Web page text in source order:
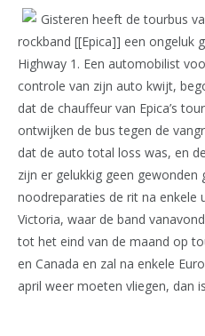
Gisteren heeft de tourbus
rockband [[Epica]] een ongeluk
Highway 1. Een automobilist
controle van zijn auto kwijt,
dat de chauffeur van Epica’s
ontwijken de bus tegen de
dat de auto total loss was, en
zijn er gelukkig geen gewonden
noodreparaties de rit na enkele
Victoria, waar de band
tot het eind van de maand op
en Canada en zal na enkele
april weer moeten vliegen, dan